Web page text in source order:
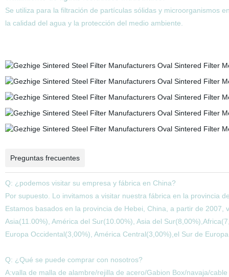
Se utiliza para la filtración de partículas sólidas y microorganismos
la calidad del agua y la protección del medio ambiente.
Preguntas frecuentes
Q: ¿podemos visitar su empresa y fábrica en China?
Por supuesto. Lo invitamos a visitar nuestra fábrica en la provincia
Estamos basados en la provincia de Hebei, China, a partir de
Asia(11.00%), América del Sur(10.00%), Asia del
Europa Occidental(3,00%), América Central(3,00%),el Sur de
Q: ¿Qué se puede comprar con nosotros?
A:valla de malla de alambre/rejilla de acero/Gabion Box/navaja/